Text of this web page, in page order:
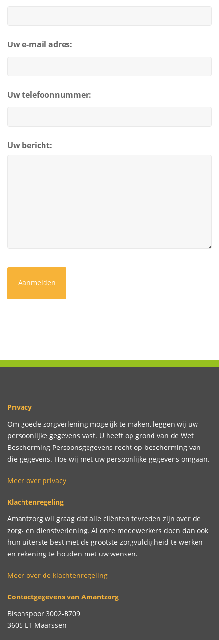
Uw e-mail adres:
Uw telefoonnummer:
Uw bericht:
Privacy
Om goede zorgverlening mogelijk te maken, leggen wij uw
persoonlijke gegevens vast. U heeft op grond van de Wet
Bescherming Persoonsgegevens recht op bescherming van
die gegevens. Hoe wij met uw persoonlijke gegevens omgaan.
Meer over privacy
Klachtenregeling
Amantzorg wil graag dat alle cliënten tevreden zijn over de
zorg- en dienstverlening. Al onze medewerkers doen dan ook
hun uiterste best met de grootste zorgvuldigheid te werken
en rekening te houden met uw wensen.
Meer over de klachtenregeling
Contactgegevens van Amantzorg
Bisonspoor 3002-B709
3605 LT Maarssen